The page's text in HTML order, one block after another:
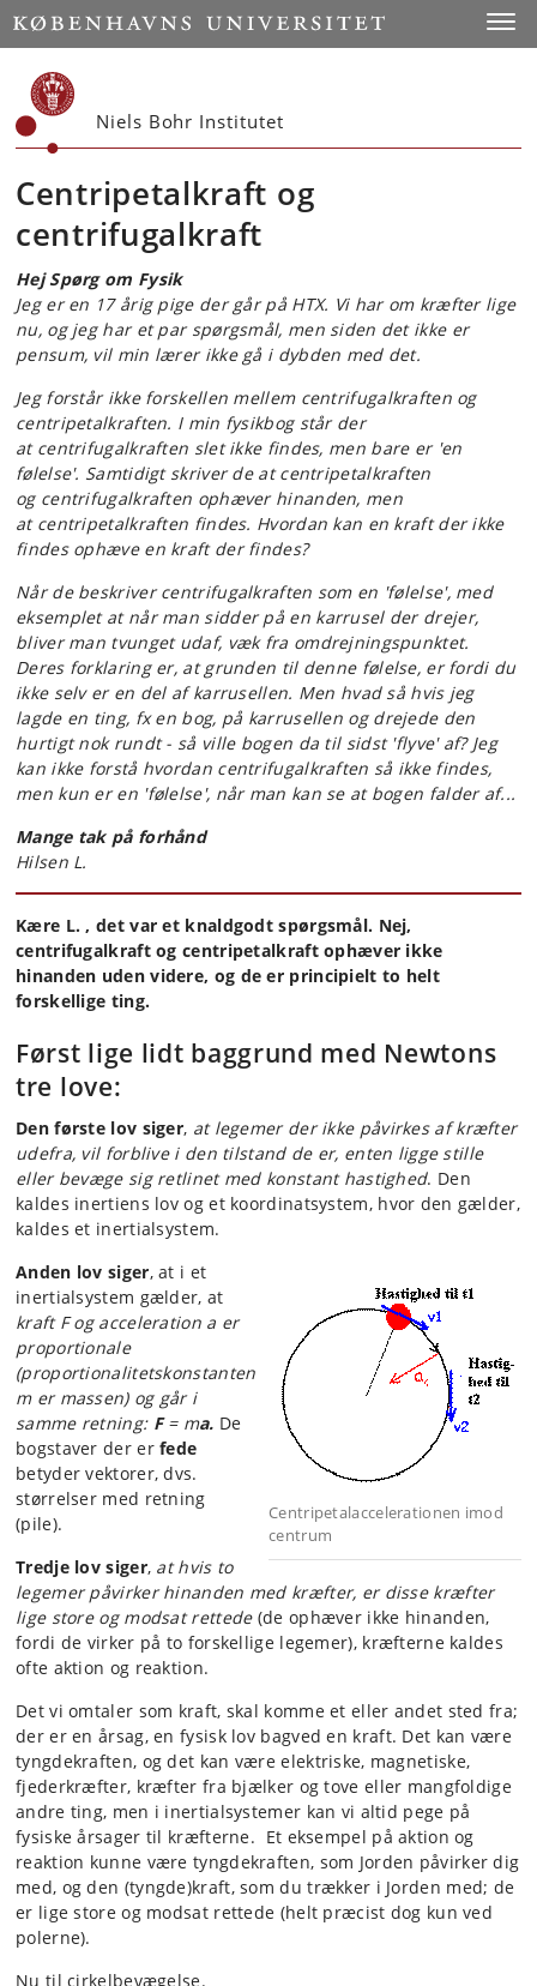
Start
Niels Bohr Institutet
Centripetalkraft og
centrifugalkraft
Hej Spørg om Fysik
Jeg er en 17 årig pige der går på HTX. Vi har om kræfter lige
nu, og jeg har et par spørgsmål, men siden det ikke er
pensum, vil min lærer ikke gå i dybden med det.
Jeg forstår ikke forskellen mellem centrifugalkraften og
centripetalkraften. I min fysikbog står der
at centrifugalkraften slet ikke findes, men bare er 'en
følelse'. Samtidigt skriver de at centripetalkraften
og centrifugalkraften ophæver hinanden, men
at centripetalkraften findes. Hvordan kan en kraft der ikke
findes ophæve en kraft der findes?
Når de beskriver centrifugalkraften som en 'følelse', med
eksemplet at når man sidder på en karrusel der drejer,
bliver man tvunget udaf, væk fra omdrejningspunktet.
Deres forklaring er, at grunden til denne følelse, er fordi du
ikke selv er en del af karrusellen. Men hvad så hvis jeg
lagde en ting, fx en bog, på karrusellen og drejede den
hurtigt nok rundt - så ville bogen da til sidst 'flyve' af? Jeg
kan ikke forstå hvordan centrifugalkraften så ikke findes,
men kun er en 'følelse', når man kan se at bogen falder af...
Mange tak på forhånd
Hilsen L.
Kære L. , det var et knaldgodt spørgsmål. Nej,
centrifugalkraft og centripetalkraft ophæver ikke
hinanden uden videre, og de er principielt to helt
forskellige ting.
Først lige lidt baggrund med Newtons
tre love:
Den første lov siger, at legemer der ikke påvirkes af kræfter
udefra, vil forblive i den tilstand de er, enten ligge stille
eller bevæge sig retlinet med konstant hastighed. Den
kaldes inertiens lov og et koordinatsystem, hvor den gælder,
kaldes et inertialsystem.
Centripetalaccelerationen imod
centrum
Anden lov siger, at i et
inertialsystem gælder, at
kraft F og acceleration a er
proportionale
(proportionalitetskonstanten
m er massen) og går i
samme retning: F= ma. De
bogstaver der erfede
betyder vektorer, dvs.
størrelser med retning
(pile).
Tredje lov siger, at hvis to
legemer påvirker hinanden med kræfter, er disse kræfter
lige store og modsat rettede (de ophæver ikke hinanden,
fordi de virker på to forskellige legemer), kræfterne kaldes
ofte aktion og reaktion.
Det vi omtaler som kraft, skal komme et eller andet sted fra;
der er en årsag, en fysisk lov bagved en kraft. Det kan være
tyngdekraften, og det kan være elektriske, magnetiske,
fjederkræfter, kræfter fra bjælker og tove eller mangfoldige
andre ting, men i inertialsystemer kan vi altid pege på
fysiske årsager til kræfterne. Et eksempel på aktion og
reaktion kunne være tyngdekraften, som Jorden påvirker dig
med, og den (tyngde)kraft, som du trækker i Jorden med; de
er lige store og modsat rettede (helt præcist dog kun ved
polerne).
Nu til cirkelbevægelse.